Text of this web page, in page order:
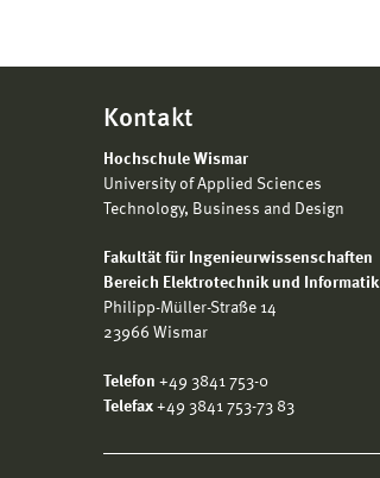
Kontakt
Hochschule Wismar
University of Applied Sciences
Technology, Business and Design
Fakultät für Ingenieurwissenschaften
Bereich Elektrotechnik und Informatik
Philipp-Müller-Straße 14
23966 Wismar
Telefon +49 3841 753-0
Telefax +49 3841 753-73 83